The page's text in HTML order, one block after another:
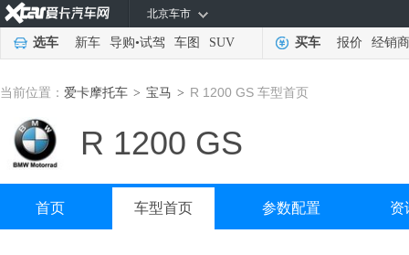
北京车市
选车 新车 导购•试驾 车图 SUV 买车 报价 经销商
当前位置： 爱卡摩托车 > 宝马 > R 1200 GS 车型首页
R 1200 GS
首页 车型首页 参数配置 资